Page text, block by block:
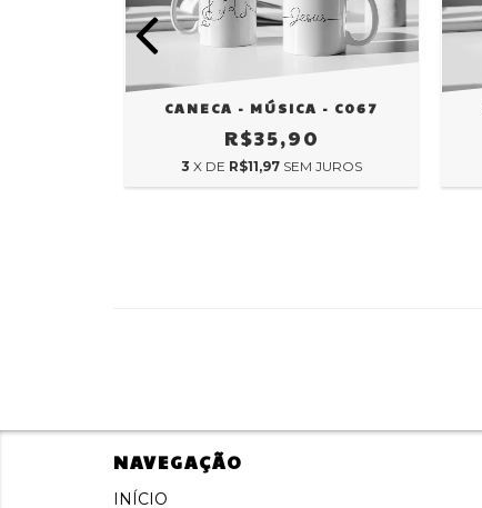
CANECA - MÚSICA - C067
R$35,90
3 X DE R$11,97 SEM JUROS
NAVEGAÇÃO
INÍCIO